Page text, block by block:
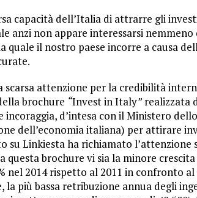
capacità dell’Italia di attrarre gli
anzi non appare interessarsi
quale il nostro paese incorre a causa
scarsa attenzione per la credibilità
brochure “Invest in Italy”realizzata
incoraggia, d’intesa con il Ministero
dell’economia italiana) per attirare
su Linkiesta ha richiamato
questa brochure vi sia la minore
nel 2014 rispetto al 2011 in confronto
la più bassa retribuzione annua degli